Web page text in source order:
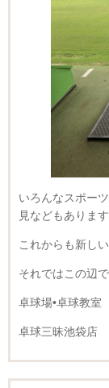
いろんなスポー
見などもありま
これからも新し
それではこの辺
卓球場•卓球教室
卓球三昧池袋店